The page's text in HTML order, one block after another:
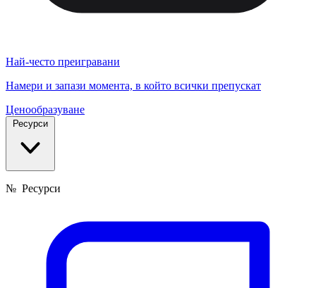
Най-често преигравани
Намери и запази момента, в който всички препускат
Ценообразуване
Ресурси
№ Ресурси